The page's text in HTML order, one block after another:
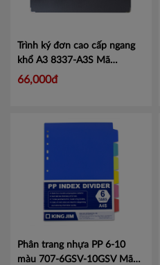
Trình ký đơn cao cấp ngang
khổ A3 8337-A3S Mã
KJ8337BL
66,000đ
Phân trang nhựa PP 6-10
màu 707-6GSV-10GSV Mã